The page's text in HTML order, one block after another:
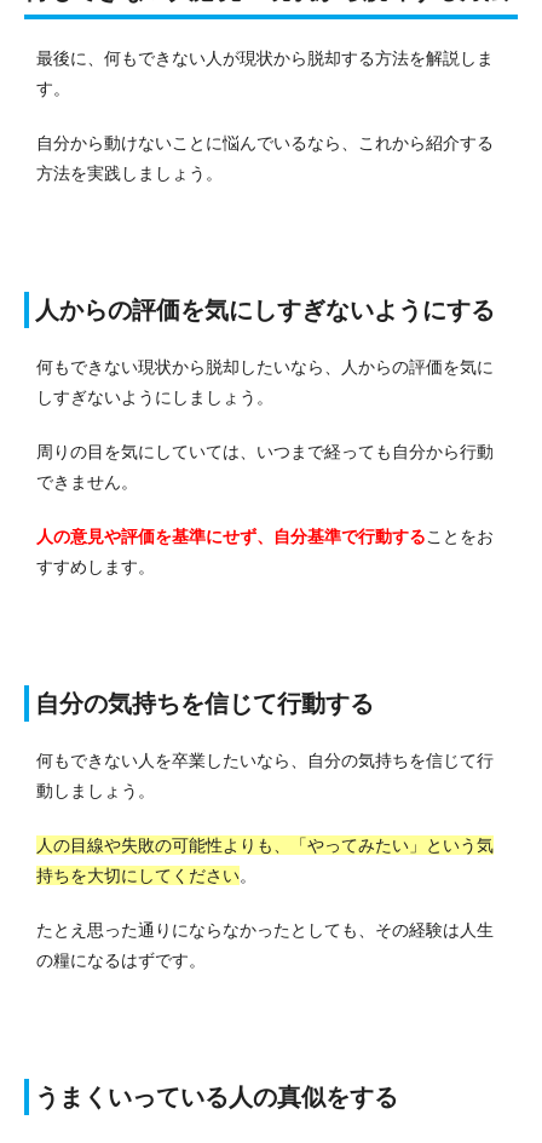
最後に、何もできない人が現状から脱却する方法を解説しま
す。
自分から動けないことに悩んでいるなら、これから紹介する
方法を実践しましょう。
人からの評価を気にしすぎないようにする
何もできない現状から脱却したいなら、人からの評価を気に
しすぎないようにしましょう。
周りの目を気にしていては、いつまで経っても自分から行動
できません。
人の意見や評価を基準にせず、自分基準で行動することをお
すすめします。
自分の気持ちを信じて行動する
何もできない人を卒業したいなら、自分の気持ちを信じて行
動しましょう。
人の目線や失敗の可能性よりも、「やってみたい」という気
持ちを大切にしてください。
たとえ思った通りにならなかったとしても、その経験は人生
の糧になるはずです。
うまくいっている人の真似をする